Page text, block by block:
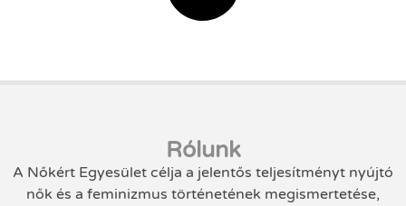
Rólunk
A Nőkért Egyesület célja a jelentős teljesítményt nyújtó
nők és a feminizmus történetének megismertetése,